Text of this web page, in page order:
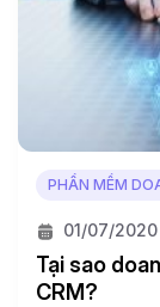
PHẦN MỀM
01/07/2020
Tại sao
CRM?